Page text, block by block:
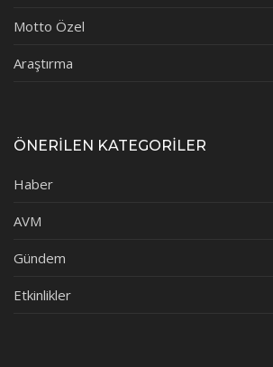
Motto Özel
Araştırma
ÖNERİLEN KATEGORİLER
Haber
AVM
Gündem
Etkinlikler